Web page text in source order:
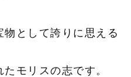
物として誇りに思える
モリスの志です。